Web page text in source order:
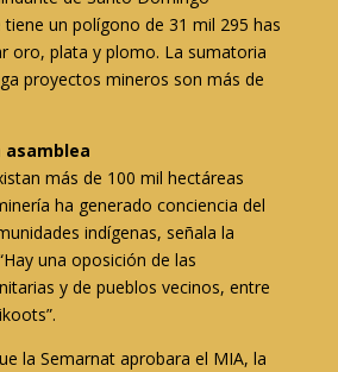
un polígono de 31 mil 295 has
oro, plata y plomo. La sumatoria
proyectos mineros son más de
asamblea
más de 100 mil hectáreas
ha generado conciencia del
indígenas, señala la
una oposición de las
y de pueblos vecinos, entre
la Semarnat aprobara el MIA, la